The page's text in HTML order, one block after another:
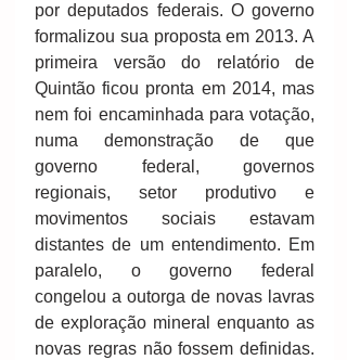
por deputados federais. O governo
formalizou sua proposta em 2013. A
primeira versão do relatório de
Quintão ficou pronta em 2014, mas
nem foi encaminhada para votação,
numa demonstração de que
governo federal, governos
regionais, setor produtivo e
movimentos sociais estavam
distantes de um entendimento. Em
paralelo, o governo federal
congelou a outorga de novas lavras
de exploração mineral enquanto as
novas regras não fossem definidas.